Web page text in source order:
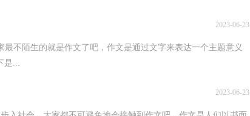
2023-06-23
生的就是作文了吧，作文是通过文字来表达一个主题意义
是...
2023-06-23